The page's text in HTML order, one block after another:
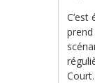
Court.